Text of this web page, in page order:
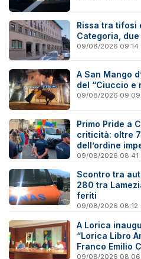
Rissa tra tifosi
Categoria,
09/08/2026 09:14
A San Mango
del “Ciuccio e
09/08/2026 09:09
Primo Pride a
criticità: oltre
dell’ordine
09/08/2026 08:41
Scontro tra
280 tra
feriti
09/08/2026 08:12
A Lorica
“Lorica Libro
Franco Emilio
Savuto
09/08/2026 08:06